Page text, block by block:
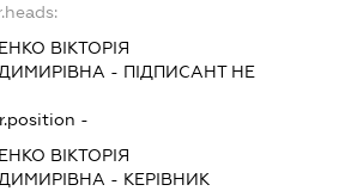
ВІКТОРІЯ
- ПІДПИСАНТНЕ
-
ВІКТОРІЯ
- КЕРІВНИК